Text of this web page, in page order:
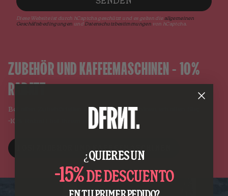
Diese Website ist durch hCaptcha geschützt und es gelten die allgemeinen
Geschäftsbedingungen undDatenschutzbestimmungen von hCaptcha.
ZUBEHÖR UND KAFFEEMASCHINEN - 10%
RABATT
Bei allen Zubehörteilen und Kaffeemaschinen erhalten Sie:
-10% Rabatt bei Ihrem ersten Kauf
¿QUIERES UN
-15%DE DESCUENTO